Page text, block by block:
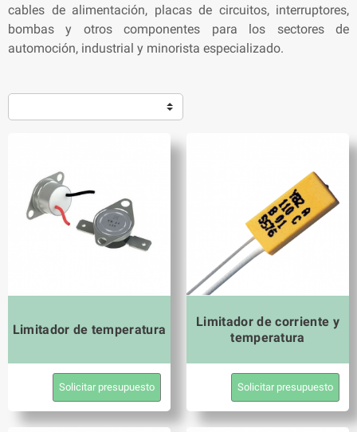
cables de alimentación, placas de circuitos, interruptores,
bombas y otros componentes para los sectores de
automoción, industrial y minorista especializado.
Limitador de temperatura
Solicitar presupuesto
Limitador de corriente y
temperatura
Solicitar presupuesto